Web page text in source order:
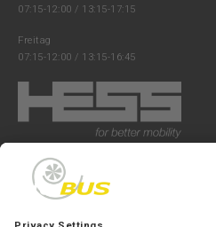
07:15-12:00 / 13:15-17:15
Freitag
07:15-12:00 / 13:15-16:45